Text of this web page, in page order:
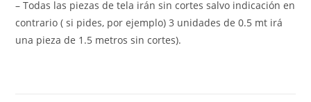
– Todas las piezas de tela irán sin cortes salvo indicación en
contrario ( si pides, por ejemplo) 3 unidades de 0.5 mt irá
una pieza de 1.5 metros sin cortes).